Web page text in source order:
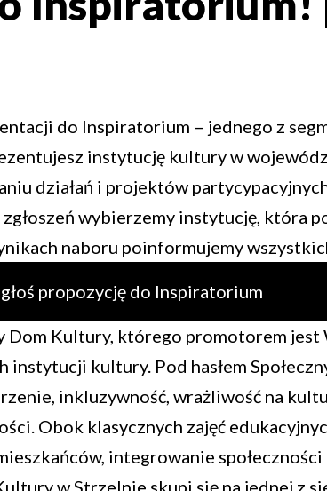
do Inspiratorium – jednego z
instytucję kultury w
działań i projektów
wybierzemy instytucję, która
naboru poinformujemy
propozycję do Inspiratorium
Dom Kultury, którego promotorem
kultury. Pod hasłem
inkluzywność, wrażliwość na
Obok klasycznych zajęć
integrowanie
w Strzelnie skupi się na jednej z